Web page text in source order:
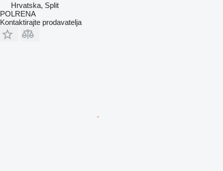
Hrvatska, Split
POLRENA
Kontaktirajte prodavatelja